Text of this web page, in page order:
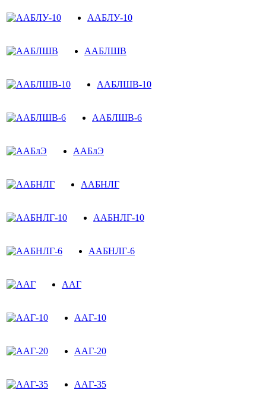
ААБЛУ-10
ААБЛШВ
ААБЛШВ-10
ААБЛШВ-6
ААБлЭ
ААБНЛГ
ААБНЛГ-10
ААБНЛГ-6
ААГ
ААГ-10
ААГ-20
ААГ-35